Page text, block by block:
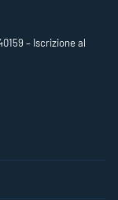
– Iscrizione al